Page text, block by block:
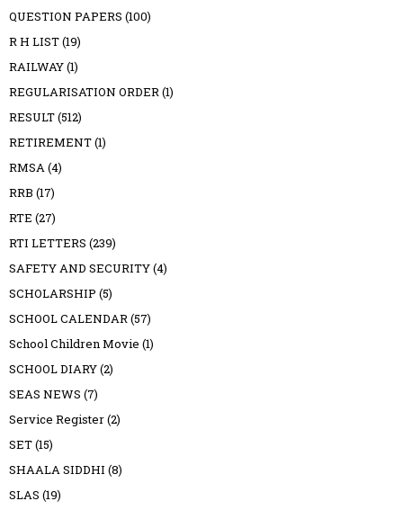
QUESTION PAPERS (100)
R H LIST(19)
RAILWAY(1)
REGULARISATION ORDER (1)
RESULT(512)
RETIREMENT(1)
RMSA (4)
RRB (17)
RTE (27)
RTI LETTERS (239)
SAFETY AND SECURITY(4)
SCHOLARSHIP (5)
SCHOOL CALENDAR (57)
School Children Movie (1)
SCHOOL DIARY(2)
SEAS NEWS (7)
Service Register(2)
SET(15)
SHAALA SIDDHI (8)
SLAS (19)